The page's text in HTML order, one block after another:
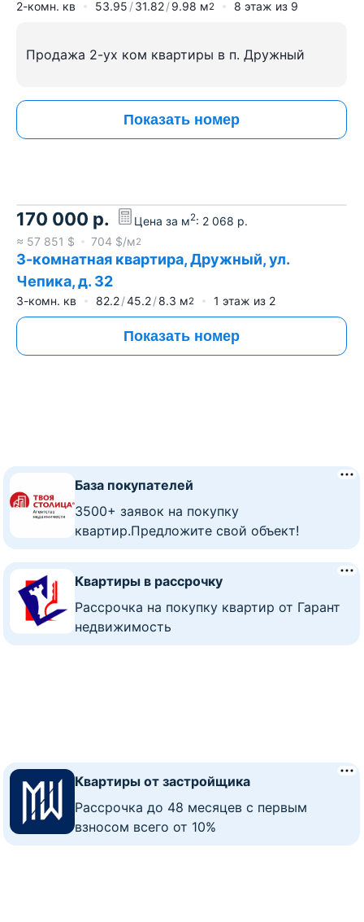
2-комн. кв 53.95 31.82 9.98 м2 8 этаж из 9
Продажа 2-ух ком квартиры в п. Дружный
Показать номер
170 000 р. Цена за м2: 2 068 р.
≈ 57 851 $ 704 $/м2
3-комнатная квартира, Дружный, ул.
Чепика, д. 32
3-комн. кв 82.2 45.2 8.3 м2 1 этаж из 2
Показать номер
База покупателей
3500+ заявок на покупку
квартир.Предложите свой объект!
Квартиры в рассрочку
Рассрочка на покупку квартир от Гарант
недвижимость
Квартиры от застройщика
Рассрочка до 48 месяцев с первым
взносом всего от 10%